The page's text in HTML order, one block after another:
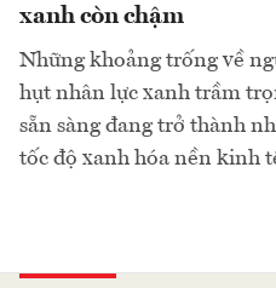
xanh còn chậm
Những khoảng trống về
hụt nhân lực xanh trầm
sẵn sàng đang trở thành
tốc độ xanh hóa nền kinh